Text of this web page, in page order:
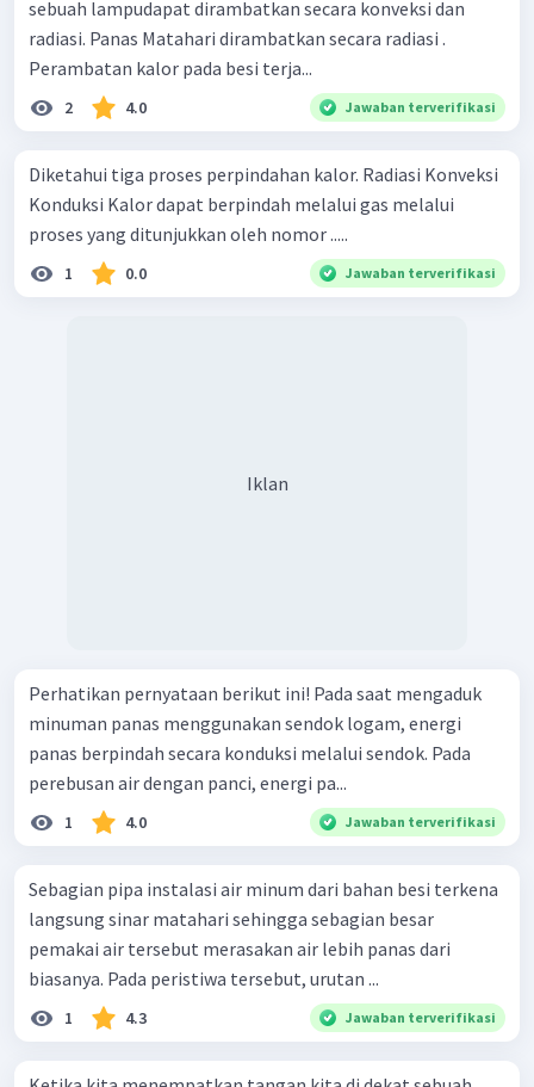
sebuah lampudapat dirambatkan secara konveksi dan
radiasi. Panas Matahari dirambatkan secara radiasi .
Perambatan kalor pada besi terja...
2 4.0 Jawaban terverifikasi
Diketahui tiga proses perpindahan kalor. Radiasi Konveksi
Konduksi Kalor dapat berpindah melalui gas melalui
proses yang ditunjukkan oleh nomor .....
1 0.0 Jawaban terverifikasi
Iklan
Perhatikan pernyataan berikut ini! Pada saat mengaduk
minuman panas menggunakan sendok logam, energi
panas berpindah secara konduksi melalui sendok. Pada
perebusan air dengan panci, energi pa...
1 4.0 Jawaban terverifikasi
Sebagian pipa instalasi air minum dari bahan besi terkena
langsung sinar matahari sehingga sebagian besar
pemakai air tersebut merasakan air lebih panas dari
biasanya. Pada peristiwa tersebut, urutan ...
1 4.3 Jawaban terverifikasi